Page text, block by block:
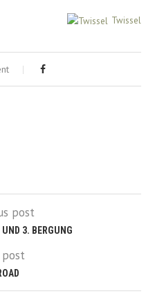
Twissel
post
3. BERGUNG